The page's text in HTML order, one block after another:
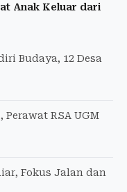
Anak Keluar dari
Budaya, 12 Desa
RSA UGM
Fokus Jalan dan